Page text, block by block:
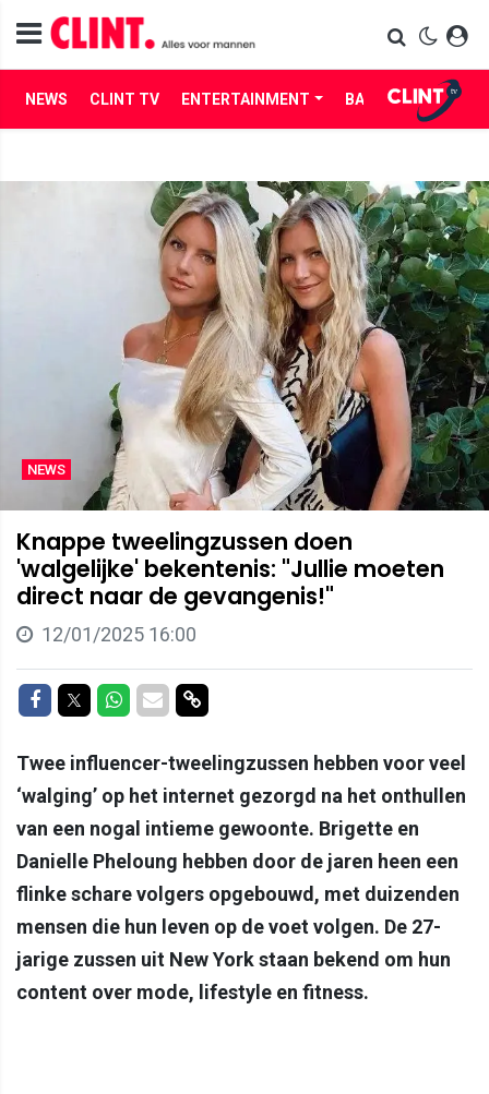
NEWS CLINT TV ENTERTAINMENT BABES LIFE
NEWS
Knappe tweelingzussen doen
'walgelijke' bekentenis: "Jullie moeten
direct naar de gevangenis!"
12/01/2025 16:00
Delen op Facebook
Delen op Twitter
Delen op Whatsapp
Delen via Mail
Delen via link
Twee influencer-tweelingzussen hebben voor veel
‘walging’ op het internet gezorgd na het onthullen
van een nogal intieme gewoonte. Brigette en
Danielle Pheloung hebben door de jaren heen een
flinke schare volgers opgebouwd, met duizenden
mensen die hun leven op de voet volgen. De 27-
jarige zussen uit New York staan bekend om hun
content over mode, lifestyle en fitness.